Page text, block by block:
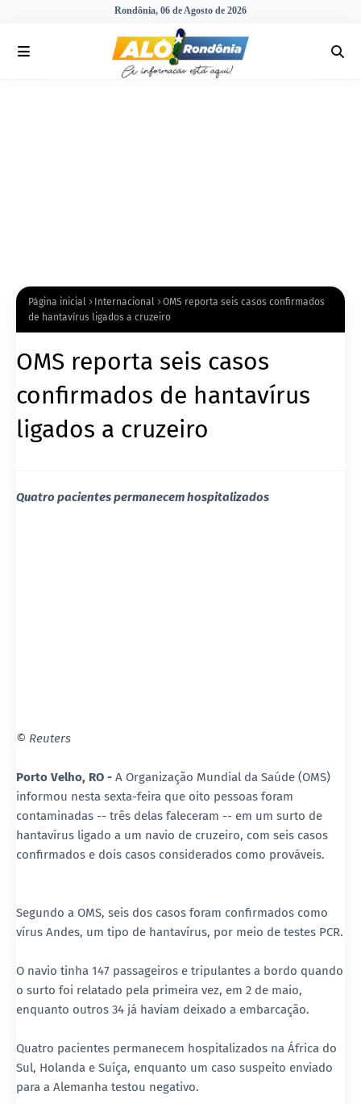
Rondônia, 06 de Agosto de 2026
Página inicial Internacional
OMS reporta seis casos confirmados
de hantavírus ligados a cruzeiro
OMS reporta seis casos
confirmados de hantavírus
ligados a cruzeiro
Quatro pacientes permanecem hospitalizados
© Reuters
Porto Velho, RO - A Organização Mundial da Saúde (OMS)
informou nesta sexta-feira que oito pessoas foram
contaminadas -- três delas faleceram -- em um surto de
hantavírus ligado a um navio de cruzeiro, com seis casos
confirmados e dois casos considerados como prováveis.
Segundo a OMS, seis dos casos foram confirmados como
vírus Andes, um tipo de hantavírus, por meio de testes PCR.
O navio tinha 147 passageiros e tripulantes a bordo quando
o surto foi relatado pela primeira vez, em 2 de maio,
enquanto outros 34 já haviam deixado a embarcação.
Quatro pacientes permanecem hospitalizados na África do
Sul, Holanda e Suíça, enquanto um caso suspeito enviado
para a Alemanha testou negativo.